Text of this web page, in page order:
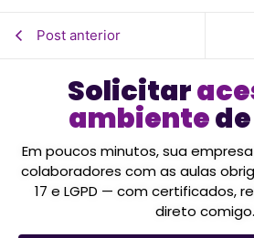
Post anterior
Solicitar
ambiente
Em poucos minutos, sua
colaboradores com as aulas
17 e LGPD — com certificados,
direto comigo.